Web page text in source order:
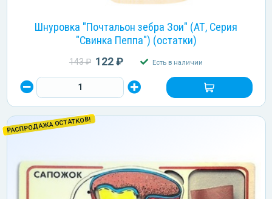
Шнуровка "Почтальон зебра Зои" (АТ, Серия
"Свинка Пеппа") (остатки)
143 ₽ 122 ₽ Есть в наличии
РАСПРОДАЖА ОСТАТКОВ!